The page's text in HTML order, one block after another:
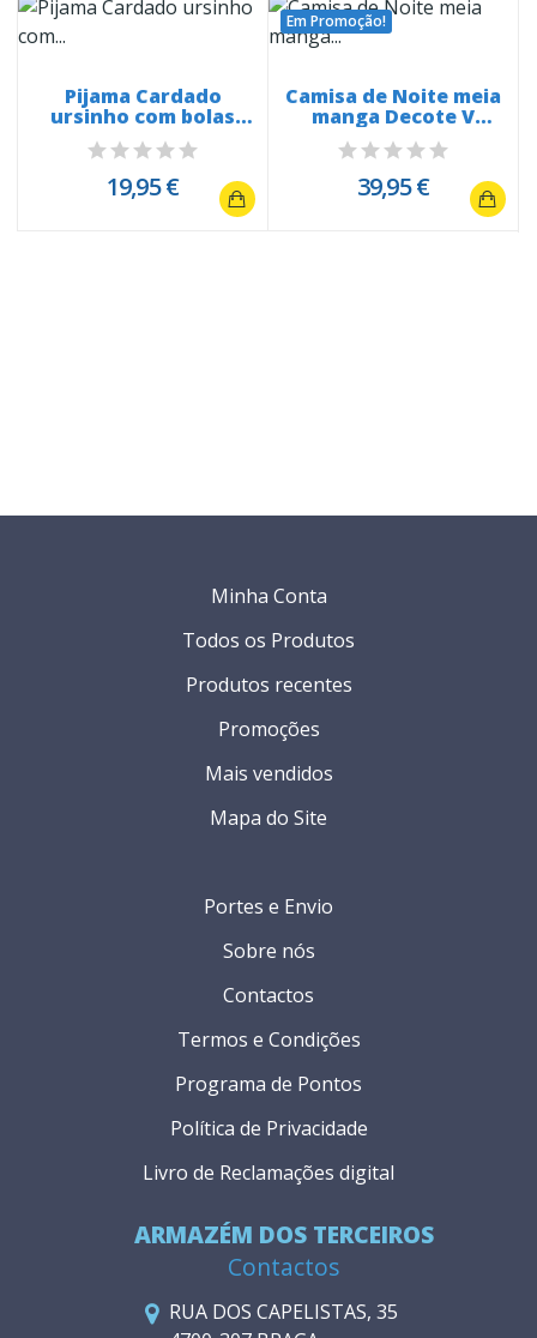
Pijama Cardado
ursinho com bolas
6546
19,95 €
Em Promoção!
Camisa de Noite meia
manga Decote V
Rosas 4320
39,95 €
ARMAZÉM DOS TERCEIROS
Contactos
RUA DOS CAPELISTAS, 35
Portes e Envio
Sobre nós
Contactos
Termos e Condições
Programa de Pontos
Política de Privacidade
Livro de Reclamações digital
Minha Conta
Todos os Produtos
Produtos recentes
Promoções
Mais vendidos
Mapa do Site